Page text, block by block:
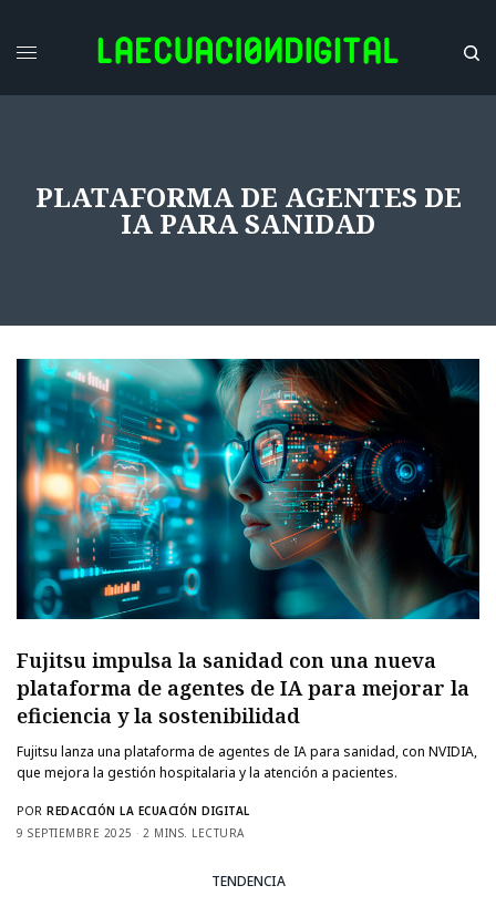
PLATAFORMA DE AGENTES DE
IA PARA SANIDAD
Fujitsu impulsa la sanidad con una nueva
plataforma de agentes de IA para mejorar la
eficiencia y la sostenibilidad
Fujitsu lanza una plataforma de agentes de IA para sanidad, con NVIDIA,
que mejora la gestión hospitalaria y la atención a pacientes.
POR REDACCIÓN LA ECUACIÓN DIGITAL
9 SEPTIEMBRE 2025
2 MINS. LECTURA
TENDENCIA